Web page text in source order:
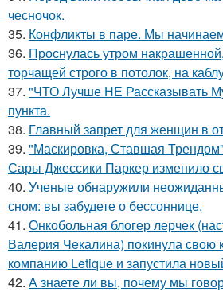
чесночок.
35. Конфликты в паре. Мы
36. Проснулась утром
торчащей строго в потолок, на
37. "ЧТО Лучше НЕ Рассказывать
пункта.
38. Главный запрет для женщин в
39. "Маскировка, Ставшая
Сары Джессики Паркер изменило
40. Ученые обнаружили
сном: вы забудете о бессоннице.
41. Онкобольная блогер лерчек
Валерия Чекалина) покинула свою
компанию Letique и запустила
42. А знаете ли вы, почему мы